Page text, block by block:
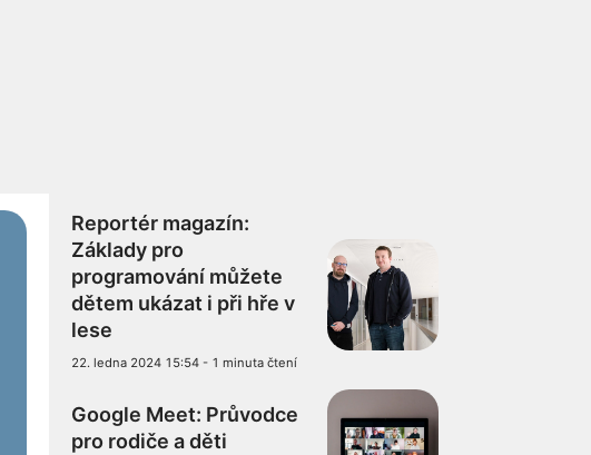
Reportér magazín:
Základy pro
programování můžete
dětem ukázat i při hře v
lese
22. ledna 2024 15:54 - 1 minuta čtení
Google Meet: Průvodce
pro rodiče a děti